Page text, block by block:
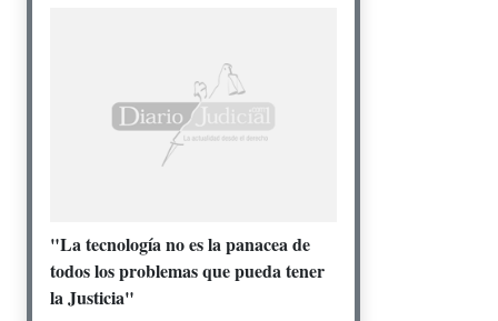
"La tecnología no es la panacea de
todos los problemas que pueda tener
la Justicia"